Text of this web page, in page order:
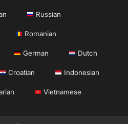
Russian
Romanian
German Dutch
Croatian Indonesian
Vietnamese